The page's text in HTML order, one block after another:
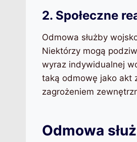
2. Społeczne
Odmowa służby
Niektórzy mogą
wyraz indywidualnej
taką odmowę jako akt
zagrożeniem
Odmowa